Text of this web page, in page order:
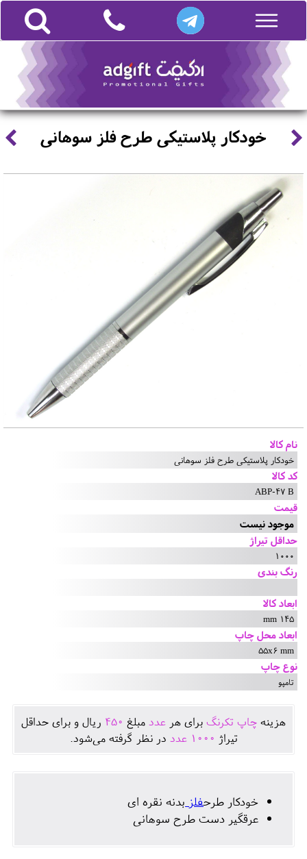
خودکار پلاستیکی طرح فلز سوهانی
نام کالا
خودکار پلاستیکی طرح فلز سوهانی
کد کالا
ABP-47 B
قیمت
موجود نیست
حداقل تیراژ
1000
رنگ بندی
ابعاد کالا
145 mm
ابعاد محل چاپ
55x6 mm
نوع چاپ
تامپو
هزينه چاپ تکرنگ برای هر عدد مبلغ 450 ريال و برای حداقل
تيراژ 1000 عدد در نظر گرفته می‌شود.
خودکار طرحفلز بدنه نقره ای
عرقگیر دست طرح سوهانی